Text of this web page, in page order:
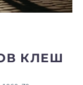
КЛЕШ